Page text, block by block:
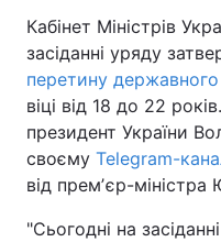
Кабінет Міністрів
засіданні уряду
перетину
віці від 18 до 22
президент України
своєму Telegram-
від премʼєр-
"Сьогодні на